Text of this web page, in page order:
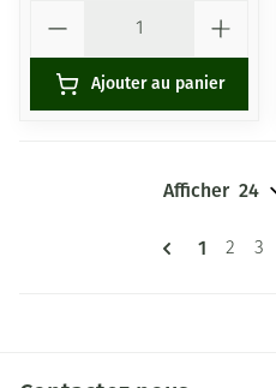
Ajouter au panier
Vous
1 Page
2 3
Afficher